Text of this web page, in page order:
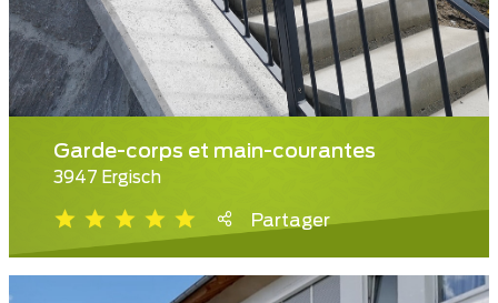
Garde-corps et main-courantes
3947 Ergisch
Partager